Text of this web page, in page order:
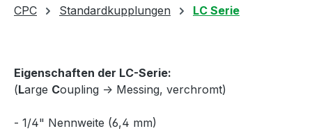
CPC Standardkupplungen LC Serie
Eigenschaften der LC-Serie:
(Large Coupling -> Messing, verchromt)
- 1/4" Nennweite (6,4 mm)